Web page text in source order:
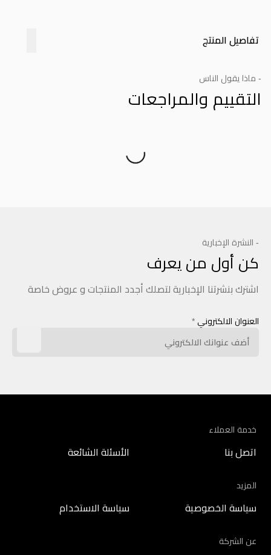
تفاصيل المنتج
- ماذا يقول الناس
التقييم والمراجعات
- النشرة الإخبارية
كن أول من يعرف
اشترك بنشرتنا الإخبارية لتصلك أجدد المنتجات و عروض خاصة
العنوان الالكتروني *
خدمة العملاء
اتصل بنا الأسئلة الشائعة
المزيد
سياسة الخصوصية سياسة الاستخدام
عن الشركة